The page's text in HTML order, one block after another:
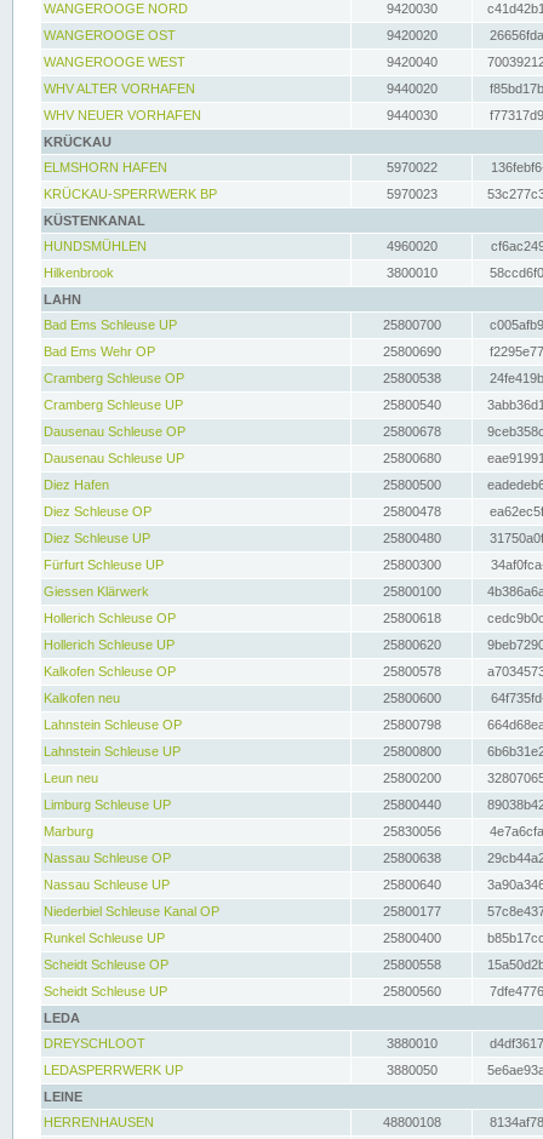
WANGEROOGE NORD
9420030
WANGEROOGE OST
9420020
WANGEROOGE WEST
9420040
WHV ALTER VORHAFEN
9440020
WHV NEUER VORHAFEN
9440030
KRÜCKAU
ELMSHORN HAFEN
5970022
KRÜCKAU-SPERRWERK BP
5970023
KÜSTENKANAL
HUNDSMÜHLEN
4960020
Hilkenbrook
3800010
LAHN
Bad Ems Schleuse UP
25800700
Bad Ems Wehr OP
25800690
Cramberg Schleuse OP
25800538
Cramberg Schleuse UP
25800540
Dausenau Schleuse OP
25800678
Dausenau Schleuse UP
25800680
Diez Hafen
25800500
Diez Schleuse OP
25800478
Diez Schleuse UP
25800480
Fürfurt Schleuse UP
25800300
Giessen Klärwerk
25800100
Hollerich Schleuse OP
25800618
Hollerich Schleuse UP
25800620
Kalkofen Schleuse OP
25800578
Kalkofen neu
25800600
Lahnstein Schleuse OP
25800798
Lahnstein Schleuse UP
25800800
Leun neu
25800200
Limburg Schleuse UP
25800440
Marburg
25830056
Nassau Schleuse OP
25800638
Nassau Schleuse UP
25800640
Niederbiel Schleuse Kanal OP
25800177
Runkel Schleuse UP
25800400
Scheidt Schleuse OP
25800558
Scheidt Schleuse UP
25800560
LEDA
DREYSCHLOOT
3880010
LEDASPERRWERK UP
3880050
LEINE
HERRENHAUSEN
48800108